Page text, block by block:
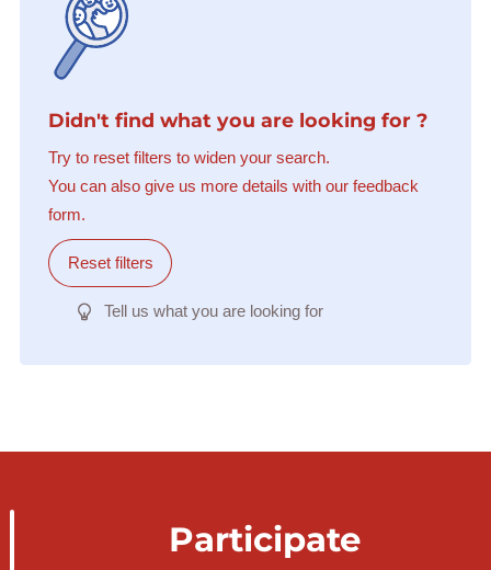
Didn't find what you are looking for ?
Try to reset filters to widen your search.
You can also give us more details with our feedback
form.
Reset filters
Tell us what you are looking for
Participate